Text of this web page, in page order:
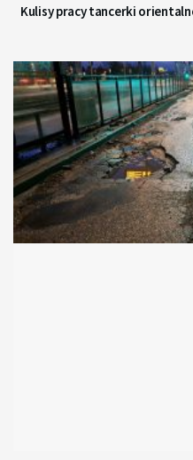
Kulisy pracy tancerki